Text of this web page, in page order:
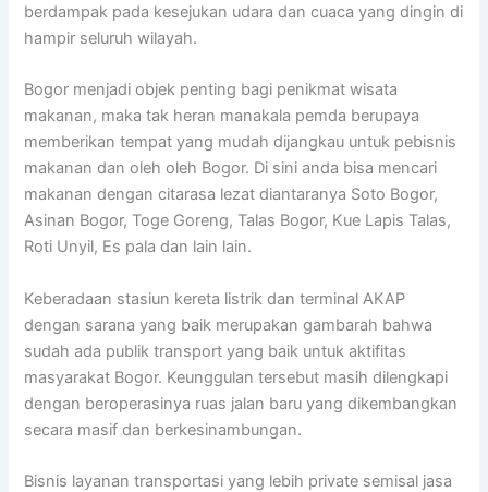
berdampak pada kesejukan udara dan cuaca yang dingin di
hampir seluruh wilayah.
Bogor menjadi objek penting bagi penikmat wisata
makanan, maka tak heran manakala pemda berupaya
memberikan tempat yang mudah dijangkau untuk pebisnis
makanan dan oleh oleh Bogor. Di sini anda bisa mencari
makanan dengan citarasa lezat diantaranya Soto Bogor,
Asinan Bogor, Toge Goreng, Talas Bogor, Kue Lapis Talas,
Roti Unyil, Es pala dan lain lain.
Keberadaan stasiun kereta listrik dan terminal AKAP
dengan sarana yang baik merupakan gambarah bahwa
sudah ada publik transport yang baik untuk aktifitas
masyarakat Bogor. Keunggulan tersebut masih dilengkapi
dengan beroperasinya ruas jalan baru yang dikembangkan
secara masif dan berkesinambungan.
Bisnis layanan transportasi yang lebih private semisal jasa